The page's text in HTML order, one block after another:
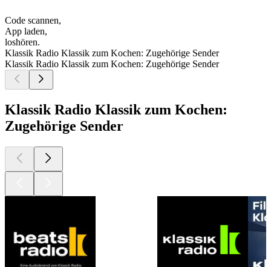
Code scannen,
App laden,
loshören.
Klassik Radio Klassik zum Kochen: Zugehörige Sender
Klassik Radio Klassik zum Kochen: Zugehörige Sender
Klassik Radio Klassik zum Kochen:
Zugehörige Sender